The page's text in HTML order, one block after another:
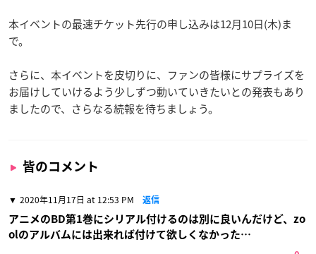
本イベントの最速チケット先行の申し込みは12月10日(木)ま
で。
さらに、本イベントを皮切りに、ファンの皆様にサプライズを
お届けしていけるよう少しずつ動いていきたいとの発表もあり
ましたので、さらなる続報を待ちましょう。
皆のコメント
2020年11月17日 at 12:53 PM 返信
アニメのBD第1巻にシリアル付けるのは別に良いんだけど、zo
olのアルバムには出来れば付けて欲しくなかった…